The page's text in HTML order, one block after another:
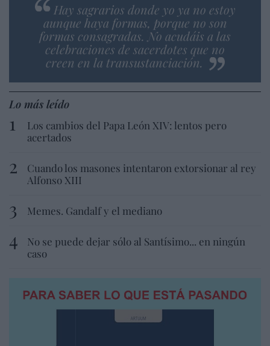
Hay sagrarios donde yo ya no estoy
aunque haya formas, porque no son
formas consagradas. No acudáis a las
celebraciones de sacerdotes que no
creen en la transustanciación.
Lo más leído
Los cambios del Papa León XIV: lentos pero
acertados
Cuando los masones intentaron extorsionar al rey
Alfonso XIII
Memes. Gandalf y el mediano
No se puede dejar sólo al Santísimo... en ningún
caso